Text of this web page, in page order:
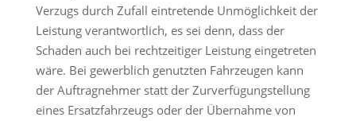
Verzugs durch Zufall eintretende Unmöglichkeit der
Leistung verantwortlich, es sei denn, dass der
Schaden auch bei rechtzeitiger Leistung eingetreten
wäre. Bei gewerblich genutzten Fahrzeugen kann
der Auftragnehmer statt der Zurverfügungstellung
eines Ersatzfahrzeugs oder der Übernahme von